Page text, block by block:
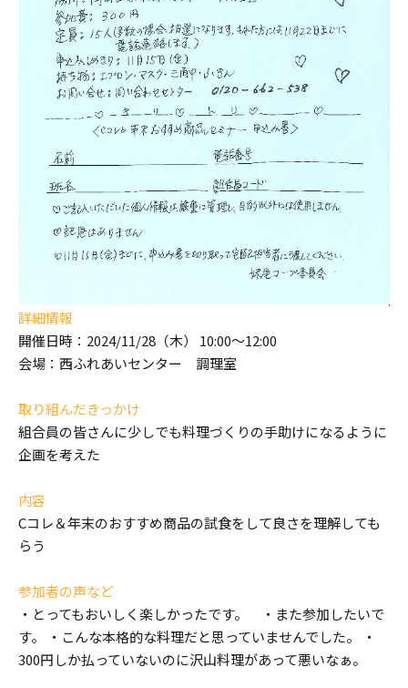
詳細情報
開催日時：2024/11/28（木） 10:00～12:00
会場：西ふれあいセンター 調理室
取り組んだきっかけ
組合員の皆さんに少しでも料理づくりの手助けになるように
企画を考えた
内容
Cコレ＆年末のおすすめ商品の試食をして良さを理解しても
らう
参加者の声など
・とってもおいしく楽しかったです。 ・また参加したいで
す。 ・こんな本格的な料理だと思っていませんでした。 ・
300円しか払っていないのに沢山料理があって悪いなぁ。